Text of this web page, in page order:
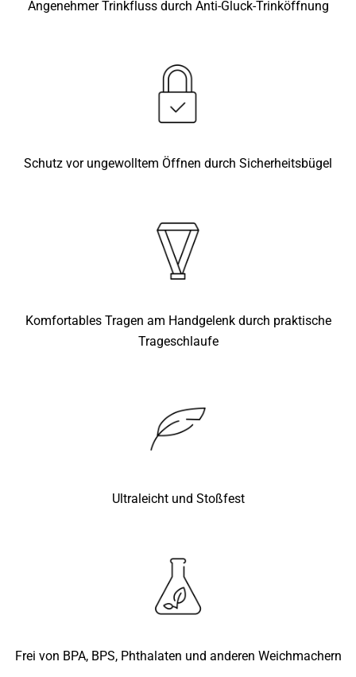
Angenehmer Trinkfluss durch Anti-Gluck-Trinköffnung
Schutz vor ungewolltem Öffnen durch Sicherheitsbügel
Komfortables Tragen am Handgelenk durch praktische
Trageschlaufe
Ultraleicht und Stoßfest
Frei von BPA, BPS, Phthalaten und anderen Weichmachern